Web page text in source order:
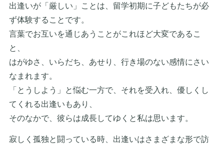
出逢いが「厳しい」ことは、留学初期に子どもたちが必
ず体験することです。
言葉でお互いを通じあうことがこれほど大変であるこ
と、
はがゆさ、いらだち、あせり、行き場のない感情にさい
なまれます。
「とうしよう」と悩む一方で、それを受入れ、優しくし
てくれる出逢いもあり、
そのなかで、彼らは成長してゆくと私は思います。
寂しく孤独と闘っている時、出逢いはさまざまな形で訪